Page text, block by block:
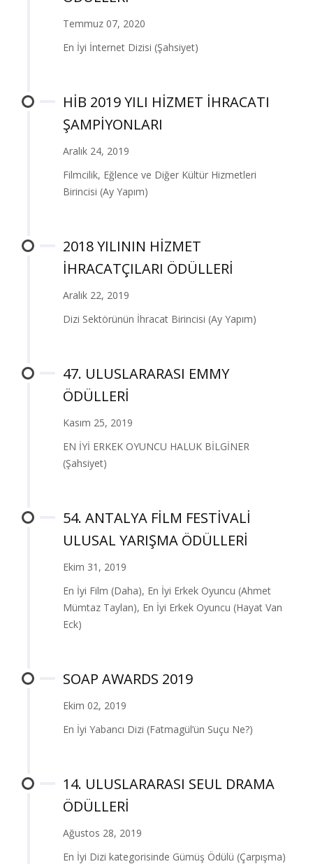
Temmuz 07, 2020
En İyi İnternet Dizisi (Şahsiyet)
HİB 2019 YILI HİZMET İHRACATI
ŞAMPİYONLARI
Aralık 24, 2019
Filmcilik, Eğlence ve Diğer Kültür Hizmetleri
Birincisi (Ay Yapım)
2018 YILININ HİZMET
İHRACATÇILARI ÖDÜLLERİ
Aralık 22, 2019
Dizi Sektörünün İhracat Birincisi (Ay Yapım)
47. ULUSLARARASI EMMY
ÖDÜLLERİ
Kasım 25, 2019
EN İYİ ERKEK OYUNCU HALUK BİLGİNER
(Şahsiyet)
54. ANTALYA FİLM FESTİVALİ
ULUSAL YARIŞMA ÖDÜLLERİ
Ekim 31, 2019
En İyi Film (Daha), En İyi Erkek Oyuncu (Ahmet
Mümtaz Taylan), En İyi Erkek Oyuncu (Hayat Van
Eck)
SOAP AWARDS 2019
Ekim 02, 2019
En İyi Yabancı Dizi (Fatmagül’ün Suçu Ne?)
14. ULUSLARARASI SEUL DRAMA
ÖDÜLLERİ
Ağustos 28, 2019
En İyi Dizi kategorisinde Gümüş Ödülü (Çarpışma)